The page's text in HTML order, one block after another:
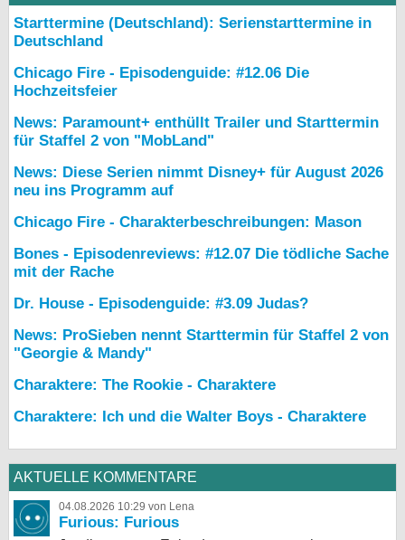
Starttermine (Deutschland): Serienstarttermine in
Deutschland
Chicago Fire - Episodenguide: #12.06 Die
Hochzeitsfeier
News: Paramount+ enthüllt Trailer und Starttermin
für Staffel 2 von "MobLand"
News: Diese Serien nimmt Disney+ für August 2026
neu ins Programm auf
Chicago Fire - Charakterbeschreibungen: Mason
Bones - Episodenreviews: #12.07 Die tödliche Sache
mit der Rache
Dr. House - Episodenguide: #3.09 Judas?
News: ProSieben nennt Starttermin für Staffel 2 von
"Georgie & Mandy"
Charaktere: The Rookie - Charaktere
Charaktere: Ich und die Walter Boys - Charaktere
AKTUELLE KOMMENTARE
04.08.2026 10:29 von Lena
Furious: Furious